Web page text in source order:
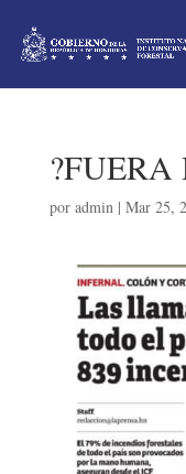
?FUERA
por admin| Mar 25,